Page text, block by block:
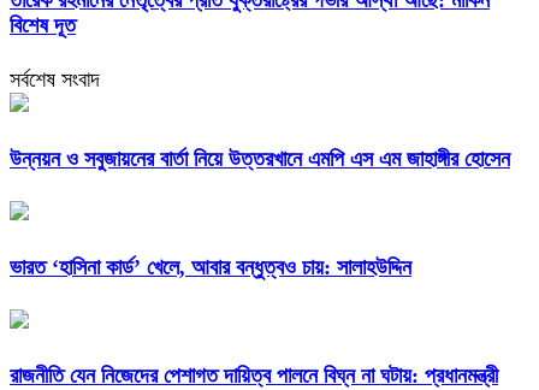
বিশেষ দূত
সর্বশেষ সংবাদ
উন্নয়ন ও সবুজায়নের বার্তা নিয়ে উত্তরখানে এমপি এস এম জাহাঙ্গীর হোসেন
ভারত ‘হাসিনা কার্ড’ খেলে, আবার বন্ধুত্বও চায়: সালাহউদ্দিন
রাজনীতি যেন নিজেদের পেশাগত দায়িত্ব পালনে বিঘ্ন না ঘটায়: প্রধানমন্ত্রী